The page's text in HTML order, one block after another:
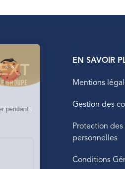
Paris
EN SAVOIR
Mentions
Gestion des
Protection
personnelles
Conditions